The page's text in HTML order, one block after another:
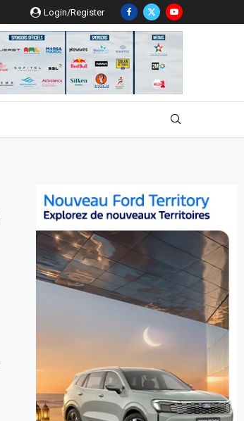
Login/Register